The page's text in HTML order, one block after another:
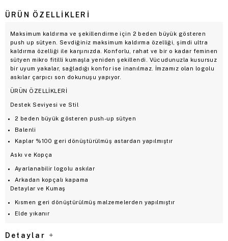
ÜRÜN ÖZELLIKLERI
Maksimum kaldırma ve şekillendirme için 2 beden büyük gösteren
push up sütyen. Sevdiğiniz maksimum kaldırma özelliği, şimdi ultra
kaldırma özelliği ile karşınızda. Konforlu, rahat ve bir o kadar feminen
sütyen mikro fitilli kumaşla yeniden şekillendi. Vücudunuzla kusursuz
bir uyum yakalar, sağladığı konfor ise inanılmaz. İmzamız olan logolu
askılar çarpıcı son dokunuşu yapıyor.
ÜRÜN ÖZELLİKLERİ
Destek Seviyesi ve Stil
2 beden büyük gösteren push-up sütyen
Balenli
Kaplar %100 geri dönüştürülmüş astardan yapılmıştır
Askı ve Kopça
Ayarlanabilir logolu askılar
Arkadan kopçalı kapama
Detaylar ve Kumaş
Kısmen geri dönüştürülmüş malzemelerden yapılmıştır
Elde yıkanır
Detaylar